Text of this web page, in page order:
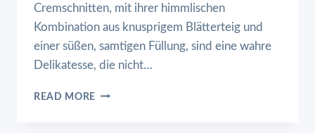
Cremschnitten, mit ihrer himmlischen
Kombination aus knusprigem Blätterteig und
einer süßen, samtigen Füllung, sind eine wahre
Delikatesse, die nicht…
READ MORE CREMSCHNITTEN